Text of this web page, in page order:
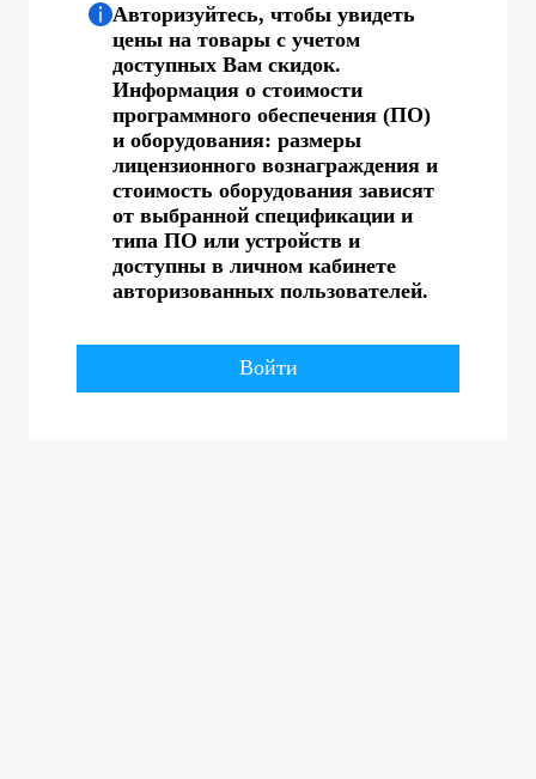
Авторизуйтесь, чтобы увидеть
цены на товары с учетом
доступных Вам скидок.
Информация о стоимости
программного обеспечения (ПО)
и оборудования: размеры
лицензионного вознаграждения и
стоимость оборудования зависят
от выбранной спецификации и
типа ПО или устройств и
доступны в личном кабинете
авторизованных пользователей.
Войти